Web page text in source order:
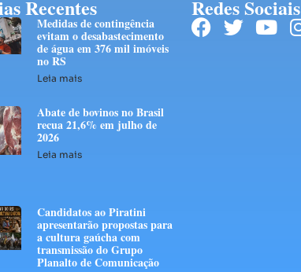
Recentes
Medidas de contingência
evitam o desabastecimento
de água em 376 mil imóveis
no RS
Leia mais
Abate de bovinos no Brasil
recua 21,6% em julho de
2026
Leia mais
Candidatos ao Piratini
apresentarão propostas para
a cultura gaúcha com
transmissão do Grupo
Planalto de Comunicação
Redes Sociais